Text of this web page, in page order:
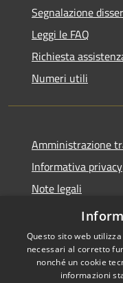
Segnalazione
Leggi le FAQ
Richiesta
Numeri utili
Amministrazione
Informativa privacy
Note legali
Dichiarazione di
Questo sito web
necessari al corretto
nonché un cookie
informazioni